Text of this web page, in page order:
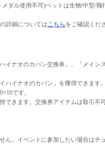
ダル使用不可)ペットは生物/中型/飛
詳細についてはこちら をご確認くだ
イナオのカバン交換券」、「メイン
イナオのカバン」を獲得できます。
です。
できます。交換券アイテムは取引不
。イベントに参加したい場合はチ